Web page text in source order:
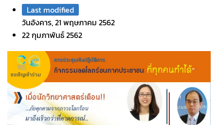
Last modified
วันอังคาร, 21 พฤษภาคม 2562
22 กุมภาพันธ์ 2562